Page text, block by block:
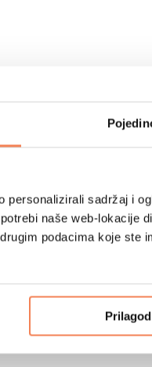
personalizirali sadržaj i
naše web-lokacije
podacima koje ste